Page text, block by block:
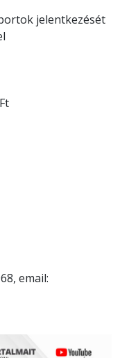
jelentkezését
email: